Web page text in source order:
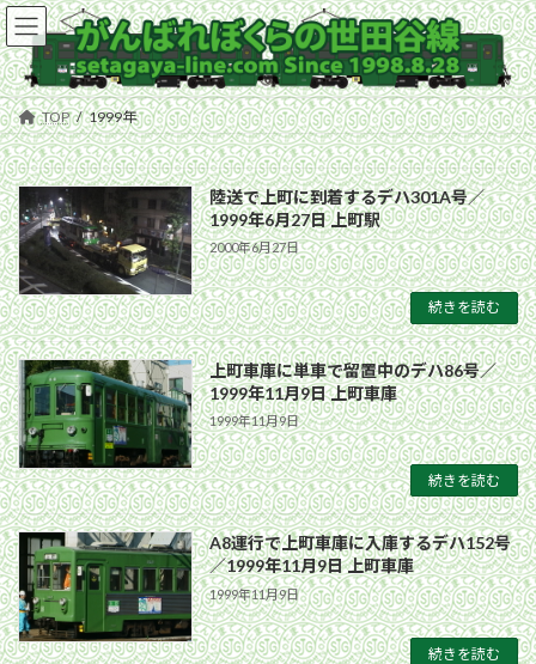
コ
ン
テ
ン
ツ
へ
ス
キ
ッ
プ
ナ
ビ
ゲ
ー
シ
ョ
ン
に
移
動
TOP 1999年
陸送で上町に到着するデハ301A号／
1999年6月27日 上町駅
2000年6月27日
続きを読む
上町車庫に単車で留置中のデハ86号／
1999年11月9日 上町車庫
1999年11月9日
続きを読む
A8運行で上町車庫に入庫するデハ152号
／1999年11月9日 上町車庫
1999年11月9日
続きを読む